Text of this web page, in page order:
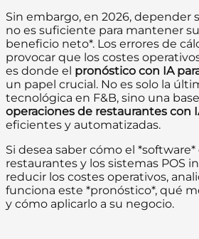
Sin embargo, en 2026, depender
no es suficiente para mantener
beneficio neto*. Los errores de
provocar que los costes
es donde el pronóstico con IA
un papel crucial. No es solo la
tecnológica en F&B, sino una
operaciones de restaurantes con
eficientes y automatizadas.
Si desea saber cómo el
restaurantes y los sistemas POS
reducir los costes operativos,
funciona este *pronóstico*, qué
y cómo aplicarlo a su negocio.